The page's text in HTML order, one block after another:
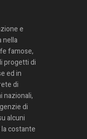
e
nella
famose,
progetti di
ed in
di
nazionali,
di
alcuni
costante